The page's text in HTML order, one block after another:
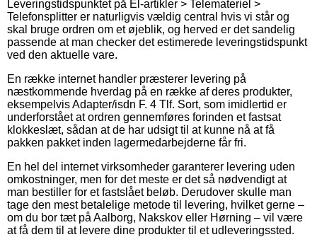
Leveringstidspunktet på El-artikler > Telemateriel >
Telefonsplitter er naturligvis vældig central hvis vi står og
skal bruge ordren om et øjeblik, og herved er det sandelig
passende at man checker det estimerede leveringstidspunkt
ved den aktuelle vare.
En række internet handler præsterer levering på
næstkommende hverdag på en række af deres produkter,
eksempelvis Adapter/isdn F. 4 Tlf. Sort, som imidlertid er
underforstået at ordren gennemføres forinden et fastsat
klokkeslæt, sådan at de har udsigt til at kunne nå at få
pakken pakket inden lagermedarbejderne får fri.
En hel del internet virksomheder garanterer levering uden
omkostninger, men for det meste er det så nødvendigt at
man bestiller for et fastslået beløb. Derudover skulle man
tage den mest betalelige metode til levering, hvilket gerne –
om du bor tæt på Aalborg, Nakskov eller Hørning – vil være
at få dem til at levere dine produkter til et udleveringssted.